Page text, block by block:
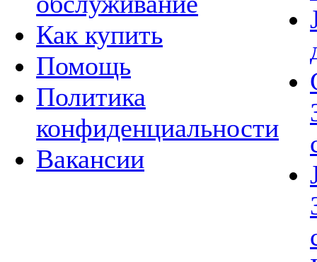
Как купить
Помощь
Политика
конфиденциальности
Вакансии